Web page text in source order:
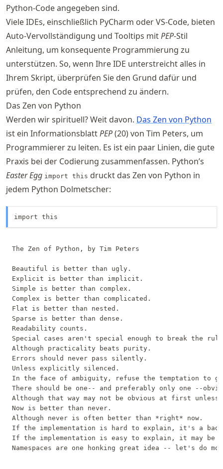
Python-Code angegeben sind.
Viele IDEs, einschließlich PyCharm oder VS-Code, bieten
Auto-Vervollständigung und Tooltips mitPEP-Stil
Anleitung, um konsequente Programmierung zu
unterstützen. So, wenn Ihre IDE unterstreicht alles in
Ihrem Skript, überprüfen Sie den Grund dafür und
prüfen, den Code entsprechend zu ändern.
Das Zen von Python
Werden wir spirituell? Weit davon. Das Zen von Python
ist ein InformationsblattPEP(20) von Tim Peters, um
Programmierer zu leiten. Es ist ein paar Linien, die gute
Praxis bei der Codierung zusammenfassen. Python’s
Easter Egg import this druckt das Zen von Python in
jedem Python Dolmetscher:
import this
The Zen of Python, by Tim Peters
Beautiful is better than ugly.
Explicit is better than implicit.
Simple is better than complex.
Complex is better than complicated.
Flat is better than nested.
Sparse is better than dense.
Readability counts.
Special cases aren't special enough to break the
Although practicality beats purity.
Errors should never pass silently.
Unless explicitly silenced.
In the face of ambiguity, refuse the temptation to
There should be one-- and preferably only one --
Although that way may not be obvious at first unless
Now is better than never.
Although never is often better than *right* now.
If the implementation is hard to explain, it's a bad
If the implementation is easy to explain, it may be